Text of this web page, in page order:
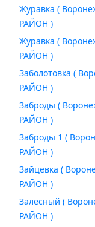
Журавка (
РАЙОН )
Журавка (
РАЙОН )
Заболотовка (
РАЙОН )
Заброды (
РАЙОН )
Заброды 1 (
РАЙОН )
Зайцевка (
РАЙОН )
Залесный (
РАЙОН )